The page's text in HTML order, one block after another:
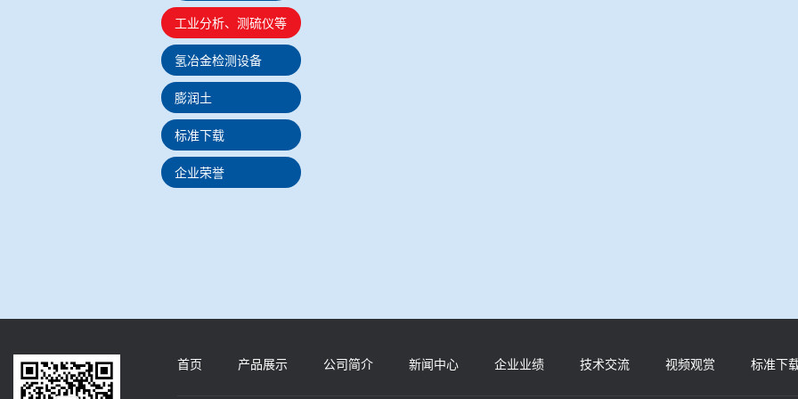
工业分析、测硫仪等
氢冶金检测设备
膨润土
标准下载
企业荣誉
首页 产品展示 公司简介 新闻中心 企业业绩 技术交流 视频观赏 标准下